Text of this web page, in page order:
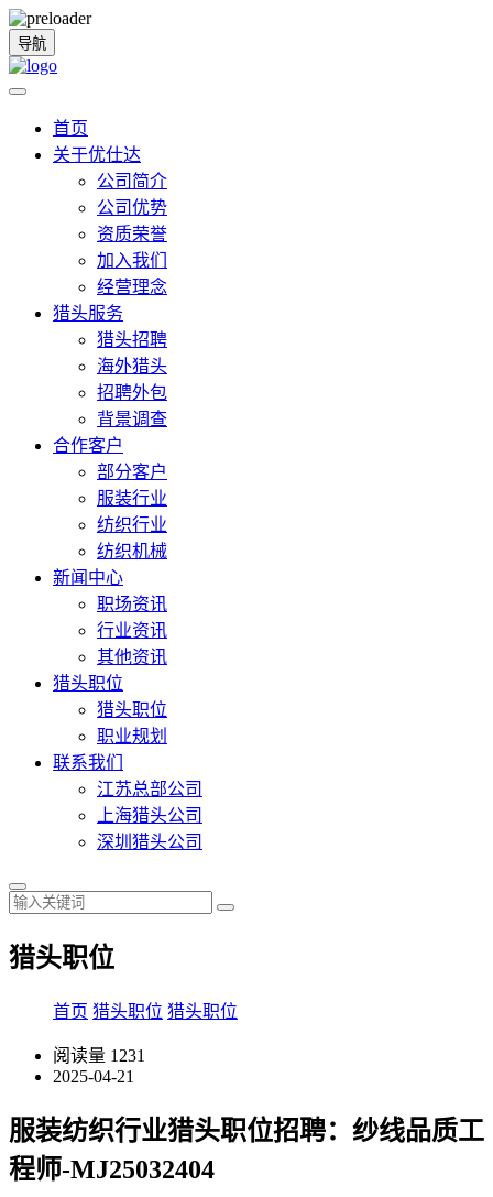
导航
首页
关于优仕达
公司简介
公司优势
资质荣誉
加入我们
经营理念
猎头服务
猎头招聘
海外猎头
招聘外包
背景调查
合作客户
部分客户
服装行业
纺织行业
纺织机械
新闻中心
职场资讯
行业资讯
其他资讯
猎头职位
猎头职位
职业规划
联系我们
江苏总部公司
上海猎头公司
深圳猎头公司
猎头职位
首页 猎头职位 猎头职位
阅读量 1231
2025-04-21
服装纺织行业猎头职位招聘：纱线品质工
程师-MJ25032404